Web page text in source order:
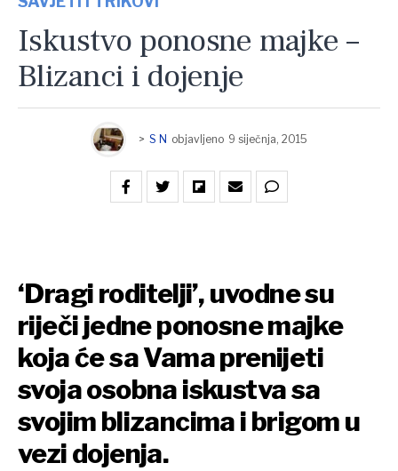
Iskustvo ponosne majke –
Blizanci i dojenje
> S N objavljeno 9 siječnja, 2015
‘Dragi roditelji’, uvodne su
riječi jedne ponosne majke
koja će sa Vama prenijeti
svoja osobna iskustva sa
svojim blizancima i brigom u
vezi dojenja.